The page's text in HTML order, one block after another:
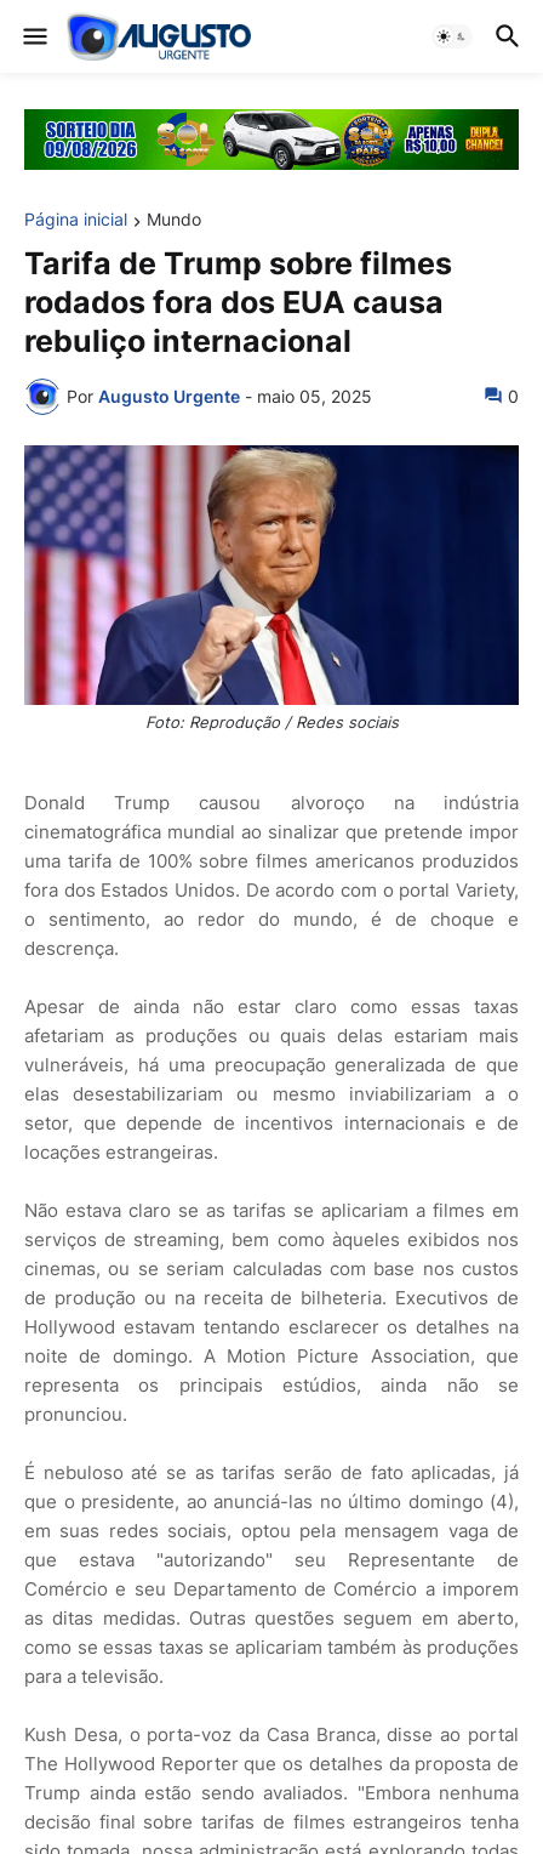
Página inicial Mundo
Tarifa de Trump sobre filmes
rodados fora dos EUA causa
rebuliço internacional
Por Augusto Urgente - maio 05, 2025 0
Foto: Reprodução / Redes sociais
Donald Trump causou alvoroço na indústria
cinematográfica mundial ao sinalizar que pretende impor
uma tarifa de 100% sobre filmes americanos produzidos
fora dos Estados Unidos. De acordo com o portal Variety,
o sentimento, ao redor do mundo, é de choque e
descrença.
Apesar de ainda não estar claro como essas taxas
afetariam as produções ou quais delas estariam mais
vulneráveis, há uma preocupação generalizada de que
elas desestabilizariam ou mesmo inviabilizariam a o
setor, que depende de incentivos internacionais e de
locações estrangeiras.
Não estava claro se as tarifas se aplicariam a filmes em
serviços de streaming, bem como àqueles exibidos nos
cinemas, ou se seriam calculadas com base nos custos
de produção ou na receita de bilheteria. Executivos de
Hollywood estavam tentando esclarecer os detalhes na
noite de domingo. A Motion Picture Association, que
representa os principais estúdios, ainda não se
pronunciou.
É nebuloso até se as tarifas serão de fato aplicadas, já
que o presidente, ao anunciá-las no último domingo (4),
em suas redes sociais, optou pela mensagem vaga de
que estava "autorizando" seu Representante de
Comércio e seu Departamento de Comércio a imporem
as ditas medidas. Outras questões seguem em aberto,
como se essas taxas se aplicariam também às produções
para a televisão.
Kush Desa, o porta-voz da Casa Branca, disse ao portal
The Hollywood Reporter que os detalhes da proposta de
Trump ainda estão sendo avaliados. "Embora nenhuma
decisão final sobre tarifas de filmes estrangeiros tenha